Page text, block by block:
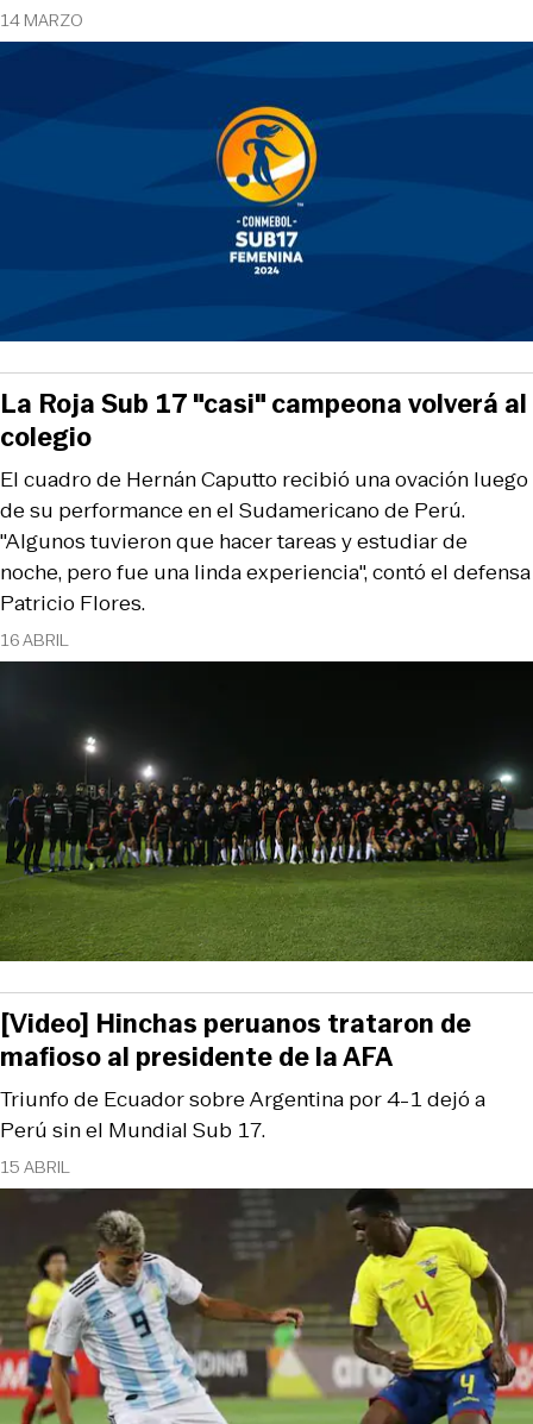
14 MARZO
16 ABRIL
El cuadro de Hernán Caputto recibió una ovación luego
de su performance en el Sudamericano de Perú.
"Algunos tuvieron que hacer tareas y estudiar de
noche, pero fue una linda experiencia", contó el defensa
Patricio Flores.
La Roja Sub 17 "casi" campeona volverá al
colegio
15 ABRIL
Triunfo de Ecuador sobre Argentina por 4-1 dejó a
Perú sin el Mundial Sub 17.
[Video] Hinchas peruanos trataron de
mafioso al presidente de la AFA